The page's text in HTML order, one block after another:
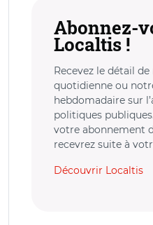
Abonnez-
Localtis !
Recevez le détail
quotidienne ou
hebdomadaire sur
politiques
votre abonnement
recevrez suite à
Découvrir Localtis